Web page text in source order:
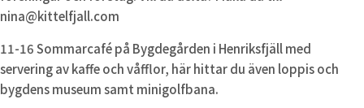
nina@kittelfjall.com
11-16 Sommarcafé på Bygdegården i Henriksfjäll med
servering av kaffe och våfflor, här hittar du även loppis och
bygdens museum samt minigolfbana.